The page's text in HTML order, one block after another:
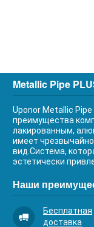
Metallic Pipe
Uponor Metallic Pipe
преимущества
лакированным,
имеет
вид.Система,
эстетически
Наши
Бесплатная
доставка